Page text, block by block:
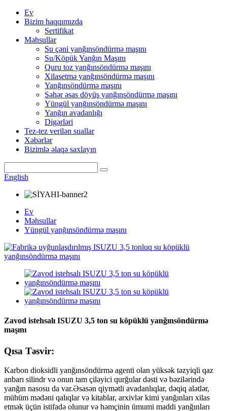
Ev
Bizim haqqımızda
Sertifikat
Məhsullar
Su çəni yanğınsöndürmə maşını
Su/Köpük Yanğın Maşını
Quru toz yanğınsöndürmə maşını
Xilasetmə yanğınsöndürmə maşını
Yanğınsöndürmə maşını
Şəhər əsas döyüş yanğınsöndürmə maşını
Yüngül yanğınsöndürmə maşını
Yanğın avadanlığı
Digərləri
Tez-tez verilən suallar
Xəbərlər
Bizimlə əlaqə saxlayın
English
Ev
Məhsullar
Yüngül yanğınsöndürmə maşını
Zavod istehsalı ISUZU 3,5 ton su köpüklü yanğınsöndürmə
maşını
Qısa Təsvir:
Karbon dioksidli yanğınsöndürmə agenti olan yüksək təzyiqli qaz
anbarı silindr və onun tam çiləyici qurğular dəsti və bəzilərində
yanğın nasosu da var.Əsasən qiymətli avadanlıqlar, dəqiq alətlər,
mühüm mədəni qalıqlar və kitablar, arxivlər kimi yanğınları xilas
etmək üçün istifadə olunur və həmçinin ümumi maddi yanğınları